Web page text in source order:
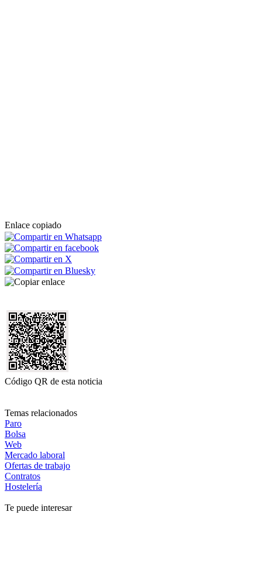
Enlace copiado
Código QR de esta noticia
Temas relacionados
Paro
Bolsa
Web
Mercado laboral
Ofertas de trabajo
Contratos
Hostelería
Te puede interesar